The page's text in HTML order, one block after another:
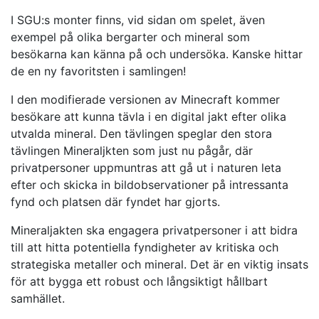
I SGU:s monter finns, vid sidan om spelet, även
exempel på olika bergarter och mineral som
besökarna kan känna på och undersöka. Kanske hittar
de en ny favoritsten i samlingen!
I den modifierade versionen av Minecraft kommer
besökare att kunna tävla i en digital jakt efter olika
utvalda mineral. Den tävlingen speglar den stora
tävlingen Mineraljkten som just nu pågår, där
privatpersoner uppmuntras att gå ut i naturen leta
efter och skicka in bildobservationer på intressanta
fynd och platsen där fyndet har gjorts.
Mineraljakten ska engagera privatpersoner i att bidra
till att hitta potentiella fyndigheter av kritiska och
strategiska metaller och mineral. Det är en viktig insats
för att bygga ett robust och långsiktigt hållbart
samhället.